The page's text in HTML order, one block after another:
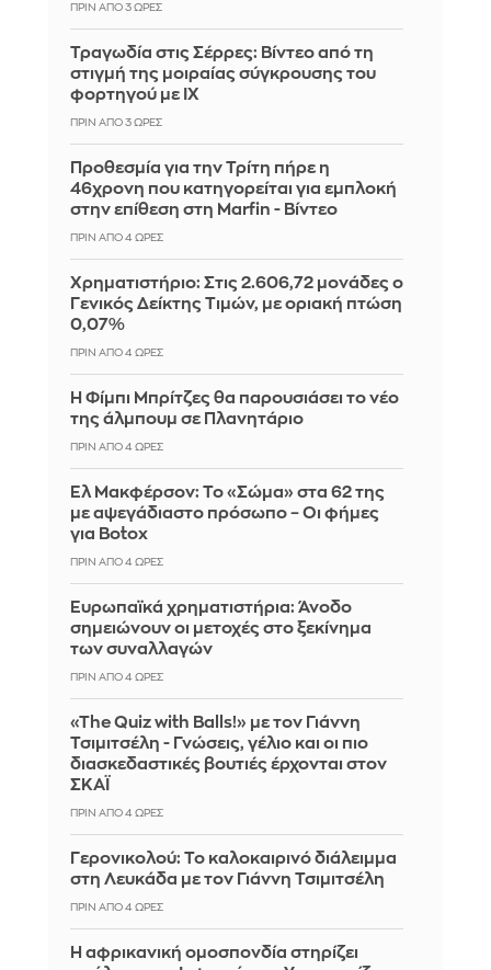
ΠΡΙΝ ΑΠΌ 3 ΏΡΕΣ
Τραγωδία στις Σέρρες: Βίντεο από τη
στιγμή της μοιραίας σύγκρουσης του
φορτηγού με ΙΧ
ΠΡΙΝ ΑΠΌ 3 ΏΡΕΣ
Προθεσμία για την Τρίτη πήρε η
46χρονη που κατηγορείται για εμπλοκή
στην επίθεση στη Marfin - Βίντεο
ΠΡΙΝ ΑΠΌ 4 ΏΡΕΣ
Χρηματιστήριο: Στις 2.606,72 μονάδες ο
Γενικός Δείκτης Τιμών, με οριακή πτώση
0,07%
ΠΡΙΝ ΑΠΌ 4 ΏΡΕΣ
Η Φίμπι Μπρίτζες θα παρουσιάσει το νέο
της άλμπουμ σε Πλανητάριο
ΠΡΙΝ ΑΠΌ 4 ΏΡΕΣ
Ελ Μακφέρσον: Το «Σώμα» στα 62 της
με αψεγάδιαστο πρόσωπο – Οι φήμες
για Botox
ΠΡΙΝ ΑΠΌ 4 ΏΡΕΣ
Ευρωπαϊκά χρηματιστήρια: Άνοδο
σημειώνουν οι μετοχές στο ξεκίνημα
των συναλλαγών
ΠΡΙΝ ΑΠΌ 4 ΏΡΕΣ
«The Quiz with Balls!» με τον Γιάννη
Τσιμιτσέλη - Γνώσεις, γέλιο και οι πιο
διασκεδαστικές βουτιές έρχονται στον
ΣΚΑΪ
ΠΡΙΝ ΑΠΌ 4 ΏΡΕΣ
Γερονικολού: Το καλοκαιρινό διάλειμμα
στη Λευκάδα με τον Γιάννη Τσιμιτσέλη
ΠΡΙΝ ΑΠΌ 4 ΏΡΕΣ
Η αφρικανική ομοσπονδία στηρίζει